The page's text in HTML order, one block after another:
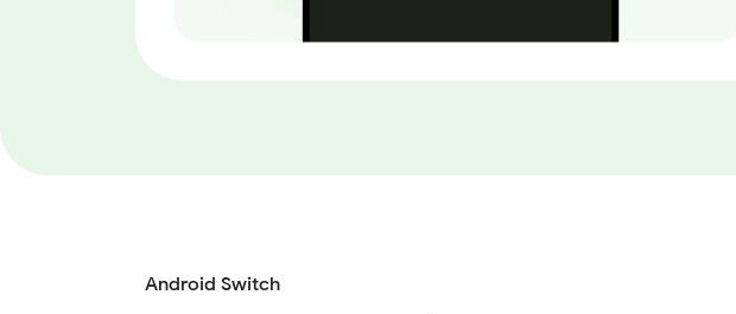
Android Switch